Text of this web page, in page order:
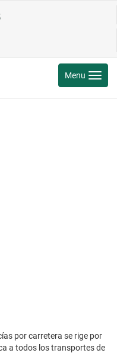
Toggle
Menu
por carretera se rige por
a todos los transportes de